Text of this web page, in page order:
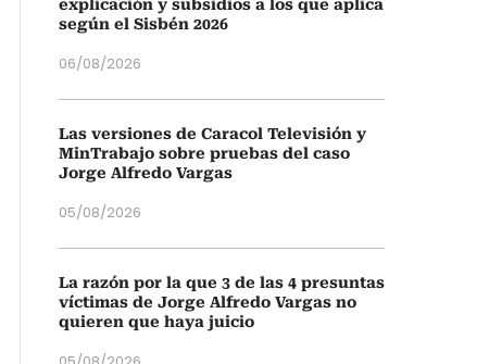
explicación y subsidios a los que aplica
según el Sisbén 2026
06/08/2026
Las versiones de Caracol Televisión y
MinTrabajo sobre pruebas del caso
Jorge Alfredo Vargas
05/08/2026
La razón por la que 3 de las 4 presuntas
víctimas de Jorge Alfredo Vargas no
quieren que haya juicio